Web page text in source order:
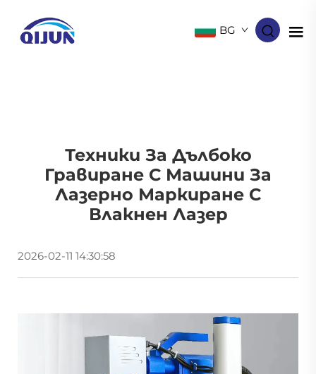
BG
Техники За Дълбоко
Гравиране С Машини За
Лазерно Маркиране С
Влакнен Лазер
2026-02-11 14:30:58